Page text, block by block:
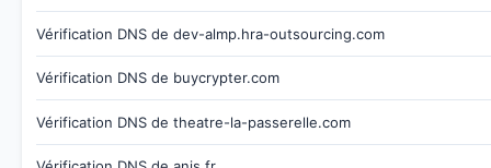
Vérification DNS de dev-almp.hra-outsourcing.com
Vérification DNS de buycrypter.com
Vérification DNS de theatre-la-passerelle.com